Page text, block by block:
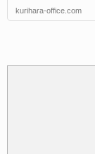
kurihara-office.com